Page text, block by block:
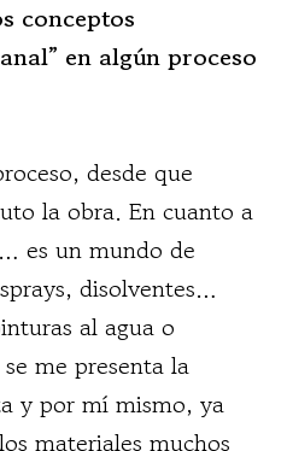
conceptos
en algún proceso
desde que
la obra. En cuanto a
es un mundo de
disolventes…
al agua o
me presenta la
y por mí mismo, ya
materiales muchos